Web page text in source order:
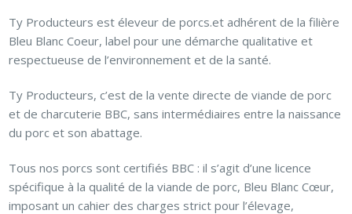
Ty Producteurs est éleveur de porcs.et adhérent de la filière
Bleu Blanc Coeur, label pour une démarche qualitative et
respectueuse de l’environnement et de la santé.
Ty Producteurs, c’est de la vente directe de viande de porc
et de charcuterie BBC, sans intermédiaires entre la naissance
du porc et son abattage.
Tous nos porcs sont certifiés BBC : il s’agit d’une licence
spécifique à la qualité de la viande de porc, Bleu Blanc Cœur,
imposant un cahier des charges strict pour l’élevage,